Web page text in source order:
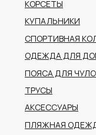
ОДЕЖДА ДЛЯ ДОМА
ПОЯСА ДЛЯ ЧУЛОК
ТРУСЫ
РАСПРОДАЖА
ПЛЯЖНАЯ ОДЕЖДА И
КОРРЕКТИРУЮЩЕЕ БЕЛЬЕ
АДРЕС
ПОДАРОЧНЫЙ СЕРТИФИКАТ